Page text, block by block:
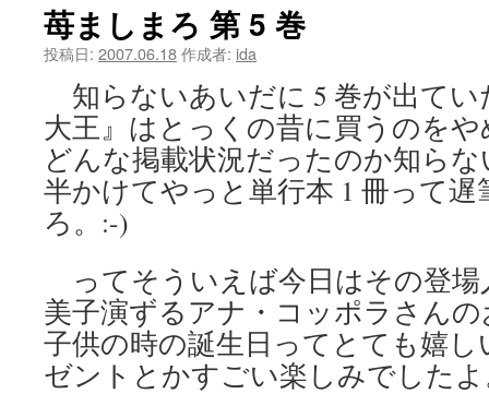
ツ
へ
キ
ッ
プ
苺ましまろ 第 5 巻
投稿日: 2007.06.18作成者: ida
知らないあいだに 5 巻が出てい
大王』はとっくの昔に買うのを
どんな掲載状況だったのか知ら
半かけてやっと単行本 1 冊って
ろ。:-)
ってそういえば今日はその登場
美子演ずるアナ・コッポラさん
子供の時の誕生日ってとても嬉
ゼントとかすごい楽しみでした